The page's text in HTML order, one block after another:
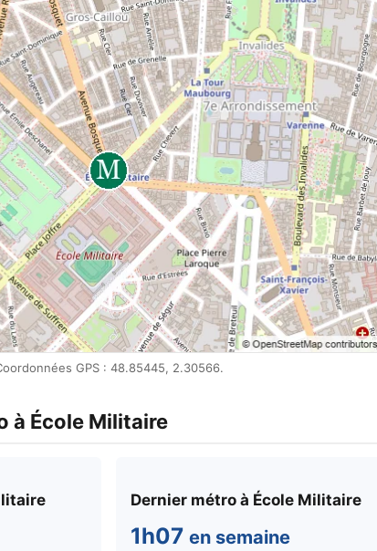
GPS : 48.85445, 2.30566.
à École Militaire
Dernier métro à École Militaire
1h07 en semaine